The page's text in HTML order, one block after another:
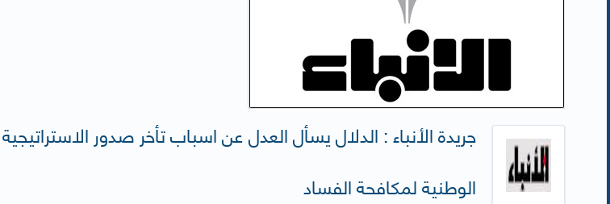
جريدة الأنباء : الدلال يسأل العدل عن اسباب تأخر صدور الاستراتيجية
الوطنية لمكافحة الفساد